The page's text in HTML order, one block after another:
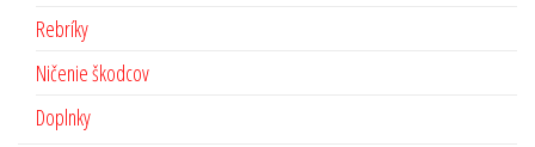
Rebríky
Ničenie škodcov
Doplnky